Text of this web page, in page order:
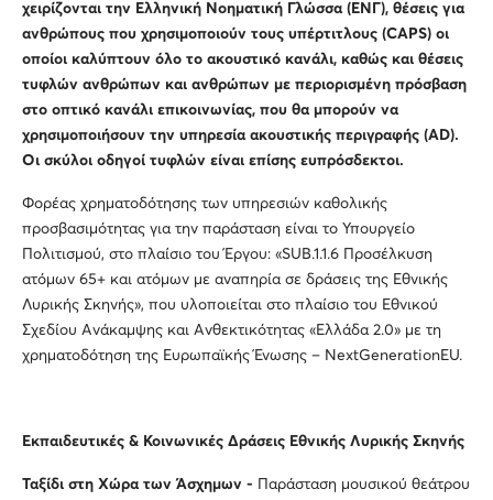
χειρίζονται την Ελληνική Νοηματική Γλώσσα (ΕΝΓ), θέσεις για
ανθρώπους που χρησιμοποιούν τους υπέρτιτλους (CAPS) οι
οποίοι καλύπτουν όλο το ακουστικό κανάλι, καθώς και θέσεις
τυφλών ανθρώπων και ανθρώπων με περιορισμένη πρόσβαση
στο οπτικό κανάλι επικοινωνίας, που θα μπορούν να
χρησιμοποιήσουν την υπηρεσία ακουστικής περιγραφής (AD).
Οι σκύλοι οδηγοί τυφλών είναι επίσης ευπρόσδεκτοι.
Φορέας χρηματοδότησης των υπηρεσιών καθολικής
προσβασιμότητας για την παράσταση είναι το Υπουργείο
Πολιτισμού, στο πλαίσιο του Έργου: «SUB.1.1.6 Προσέλκυση
ατόμων 65+ και ατόμων με αναπηρία σε δράσεις της Εθνικής
Λυρικής Σκηνής», που υλοποιείται στο πλαίσιο του Εθνικού
Σχεδίου Ανάκαμψης και Ανθεκτικότητας «Ελλάδα 2.0» με τη
χρηματοδότηση της Ευρωπαϊκής Ένωσης – NextGenerationEU.
Εκπαιδευτικές & Κοινωνικές Δράσεις Εθνικής Λυρικής Σκηνής
Ταξίδι στη Χώρα των Άσχημων - Παράσταση μουσικού θεάτρου